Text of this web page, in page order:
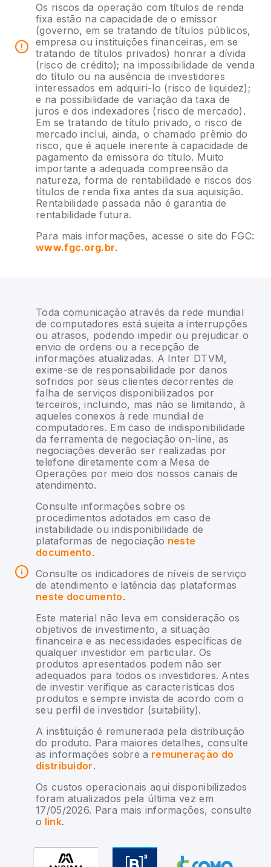
Os riscos da operação com títulos de renda
fixa estão na capacidade de o emissor
(governo, em se tratando de títulos públicos,
empresa ou instituições financeiras, em se
tratando de títulos privados) honrar a dívida
(risco de crédito); na impossibilidade de venda
do título ou na ausência de investidores
interessados em adquiri-lo (risco de liquidez);
e na possibilidade de variação da taxa de
juros e dos indexadores (risco de mercado).
Em se tratando de título privado, o risco de
mercado inclui, ainda, o chamado prêmio do
risco, que é aquele inerente à capacidade de
pagamento da emissora do título. Muito
importante a adequada compreensão da
natureza, forma de rentabilidade e riscos dos
títulos de renda fixa antes da sua aquisição.
Rentabilidade passada não é garantia de
rentabilidade futura.
Para mais informações, acesse o site do FGC:
www.fgc.org.br.
Toda comunicação através da rede mundial
de computadores está sujeita a interrupções
ou atrasos, podendo impedir ou prejudicar o
envio de ordens ou a recepção de
informações atualizadas. A Inter DTVM,
exime-se de responsabilidade por danos
sofridos por seus clientes decorrentes de
falha de serviços disponibilizados por
terceiros, incluindo, mas não se limitando, à
aqueles conexos à rede mundial de
computadores. Em caso de indisponibilidade
da ferramenta de negociação on-line, as
negociações deverão ser realizadas por
telefone diretamente com a Mesa de
Operações por meio dos nossos canais de
atendimento.
Consulte informações sobre os
procedimentos adotados em caso de
instabilidade ou indisponibilidade de
plataformas de negociação neste
documento.
Consulte os indicadores de níveis de serviço
de atendimento e latência das plataformas
neste documento.
Este material não leva em consideração os
objetivos de investimento, a situação
financeira e as necessidades específicas de
qualquer investidor em particular. Os
produtos apresentados podem não ser
adequados para todos os investidores. Antes
de investir verifique as características dos
produtos e sempre invista de acordo com o
seu perfil de investidor (suitability).
A instituição é remunerada pela distribuição
do produto. Para maiores detalhes, consulte
as informações sobre a remuneração do
distribuidor.
Os custos operacionais aqui disponibilizados
foram atualizados pela última vez em
17/05/2026. Para mais informações, consulte
o link.